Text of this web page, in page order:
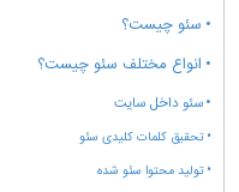
سئو چیست؟
انواع مختلف سئو چیست؟
سئو داخل سایت
تحقیق کلمات کلیدی سئو
تولید محتوا سئو شده